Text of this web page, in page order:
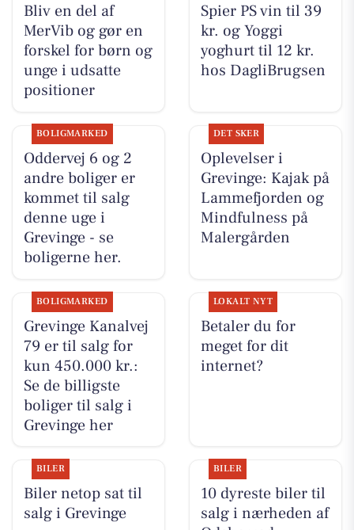
Bliv en del af
MerVib og gør en
forskel for børn og
unge i udsatte
positioner
Spier PS vin til 39
kr. og Yoggi
yoghurt til 12 kr.
hos DagliBrugsen
BOLIGMARKED
Oddervej 6 og 2
andre boliger er
kommet til salg
denne uge i
Grevinge - se
boligerne her.
DET SKER
Oplevelser i
Grevinge: Kajak på
Lammefjorden og
Mindfulness på
Malergården
BOLIGMARKED
Grevinge Kanalvej
79 er til salg for
kun 450.000 kr.:
Se de billigste
boliger til salg i
Grevinge her
LOKALT NYT
Betaler du for
meget for dit
internet?
BILER
Biler netop sat til
salg i Grevinge
BILER
10 dyreste biler til
salg i nærheden af